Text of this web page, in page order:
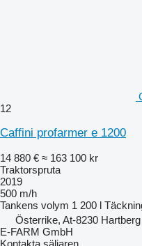
12
Caffini profarmer e 1200
14 880 € ≈ 163 100 kr
Traktorspruta
2019
500 m/h
Tankens volym 1 200 l
Österrike, At-8230 Hartberg
E-FARM GmbH